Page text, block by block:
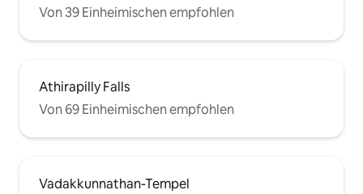
Von 39 Einheimischen empfohlen
Athirapilly Falls
Von 69 Einheimischen empfohlen
Vadakkunnathan-Tempel